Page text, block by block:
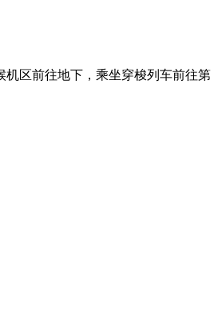
区前往地下，乘坐穿梭列车前往第